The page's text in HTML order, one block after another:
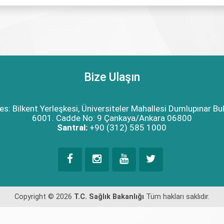
Bize Ulaşın
Bilkent Yerleşkesi, Üniversiteler Mahallesi Dumlupınar
6001. Cadde No: 9 Çankaya/Ankara 06800
Santral: +90 (312) 585 1000
Copyright © 2026 T.C. Sağlık Bakanlığı Tüm hakları saklıdır.